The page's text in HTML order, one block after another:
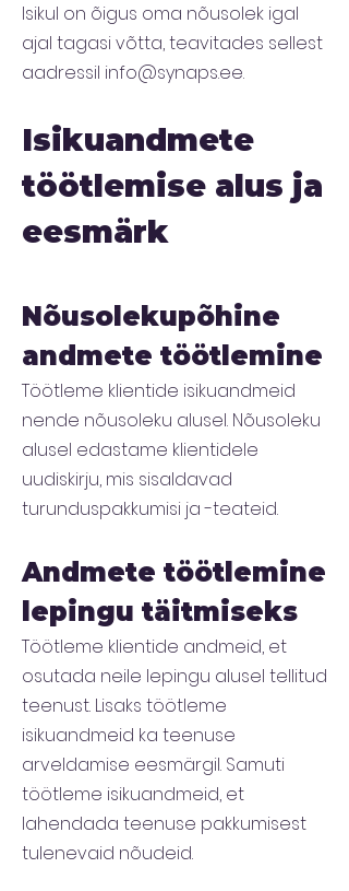
Isikul on õigus oma nõusolek igal
ajal tagasi võtta, teavitades sellest
aadressil info@synaps.ee.
Isikuandmete
töötlemise alus ja
eesmärk
Nõusolekupõhine
andmete töötlemine
Töötleme klientide isikuandmeid
nende nõusoleku alusel. Nõusoleku
alusel edastame klientidele
uudiskirju, mis sisaldavad
turunduspakkumisi ja -teateid.
Andmete töötlemine
lepingu täitmiseks
Töötleme klientide andmeid, et
osutada neile lepingu alusel tellitud
teenust. Lisaks töötleme
isikuandmeid ka teenuse
arveldamise eesmärgil. Samuti
töötleme isikuandmeid, et
lahendada teenuse pakkumisest
tulenevaid nõudeid.